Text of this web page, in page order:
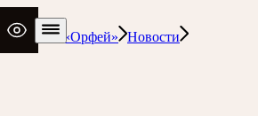
музыки «Орфей»
Новости